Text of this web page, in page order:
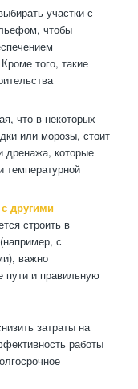
участки с
чтобы
того, такие
что в некоторых
или морозы, стоит
дренажа, которые
температурной
другими
строить в
с
важно
пути и правильную
затраты на
работы